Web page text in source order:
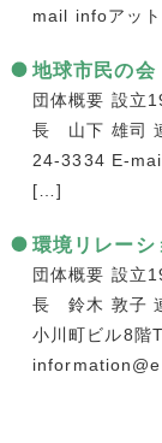
mail infoアッ
地球市民の会
団体概要 設立
長 山下 雄司
24-3334 E-
[…]
環境リレーシ
団体概要 設立
長 鈴木 敦子
小川町ビル8